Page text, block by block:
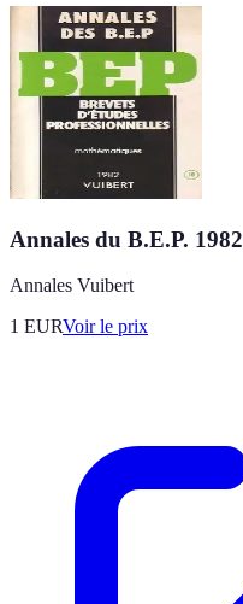
Annales du B.E.P.
Annales Vuibert
1 EURVoir le prix